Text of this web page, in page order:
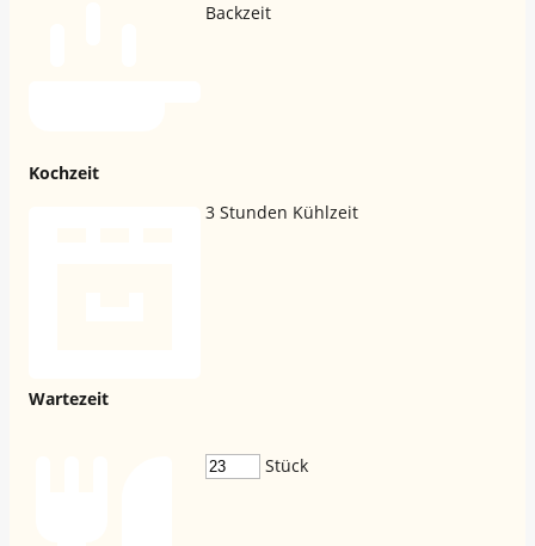
Kochzeit
Backzeit
Wartezeit
3 Stunden Kühlzeit
Stück